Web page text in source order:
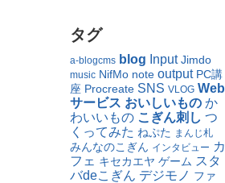
タグ
a-blogcms blog Input Jimdo
music NifMo note output PC講
座 Procreate SNS VLOG Web
サービス おいしいもの か
わいいもの こぎん刺し つ
くってみた ねぷた まんじ札
みんなのこぎん インタビュー カ
フェ キセカエヤ ゲーム スタ
バdeこぎん デジモノ ファ